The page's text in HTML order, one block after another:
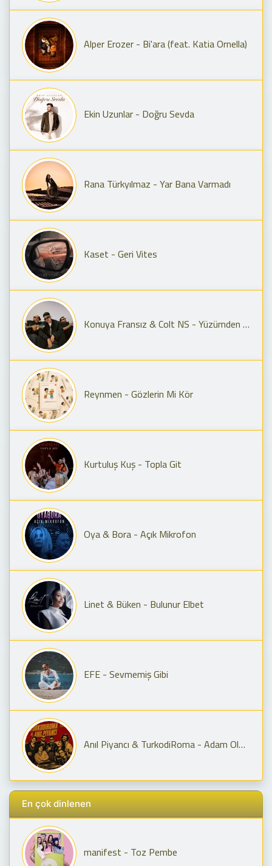
Alper Erozer - Bi'ara (feat. Katia Ornella)
Ekin Uzunlar - Doğru Sevda
Rana Türkyılmaz - Yar Bana Varmadı
Kaset - Geri Vites
Konuya Fransız & Colt NS - Yüzümden Anla
Reynmen - Gözlerin Mi Kör
Kurtuluş Kuş - Topla Git
Oya & Bora - Açık Mikrofon
Linet & Büken - Bulunur Elbet
EFE - Sevmemiş Gibi
Anıl Piyancı & TurkodiRoma - Adam Olmaz X Yay Burcun Seni Geriyor
En çok dinlenen
manifest - Toz Pembe